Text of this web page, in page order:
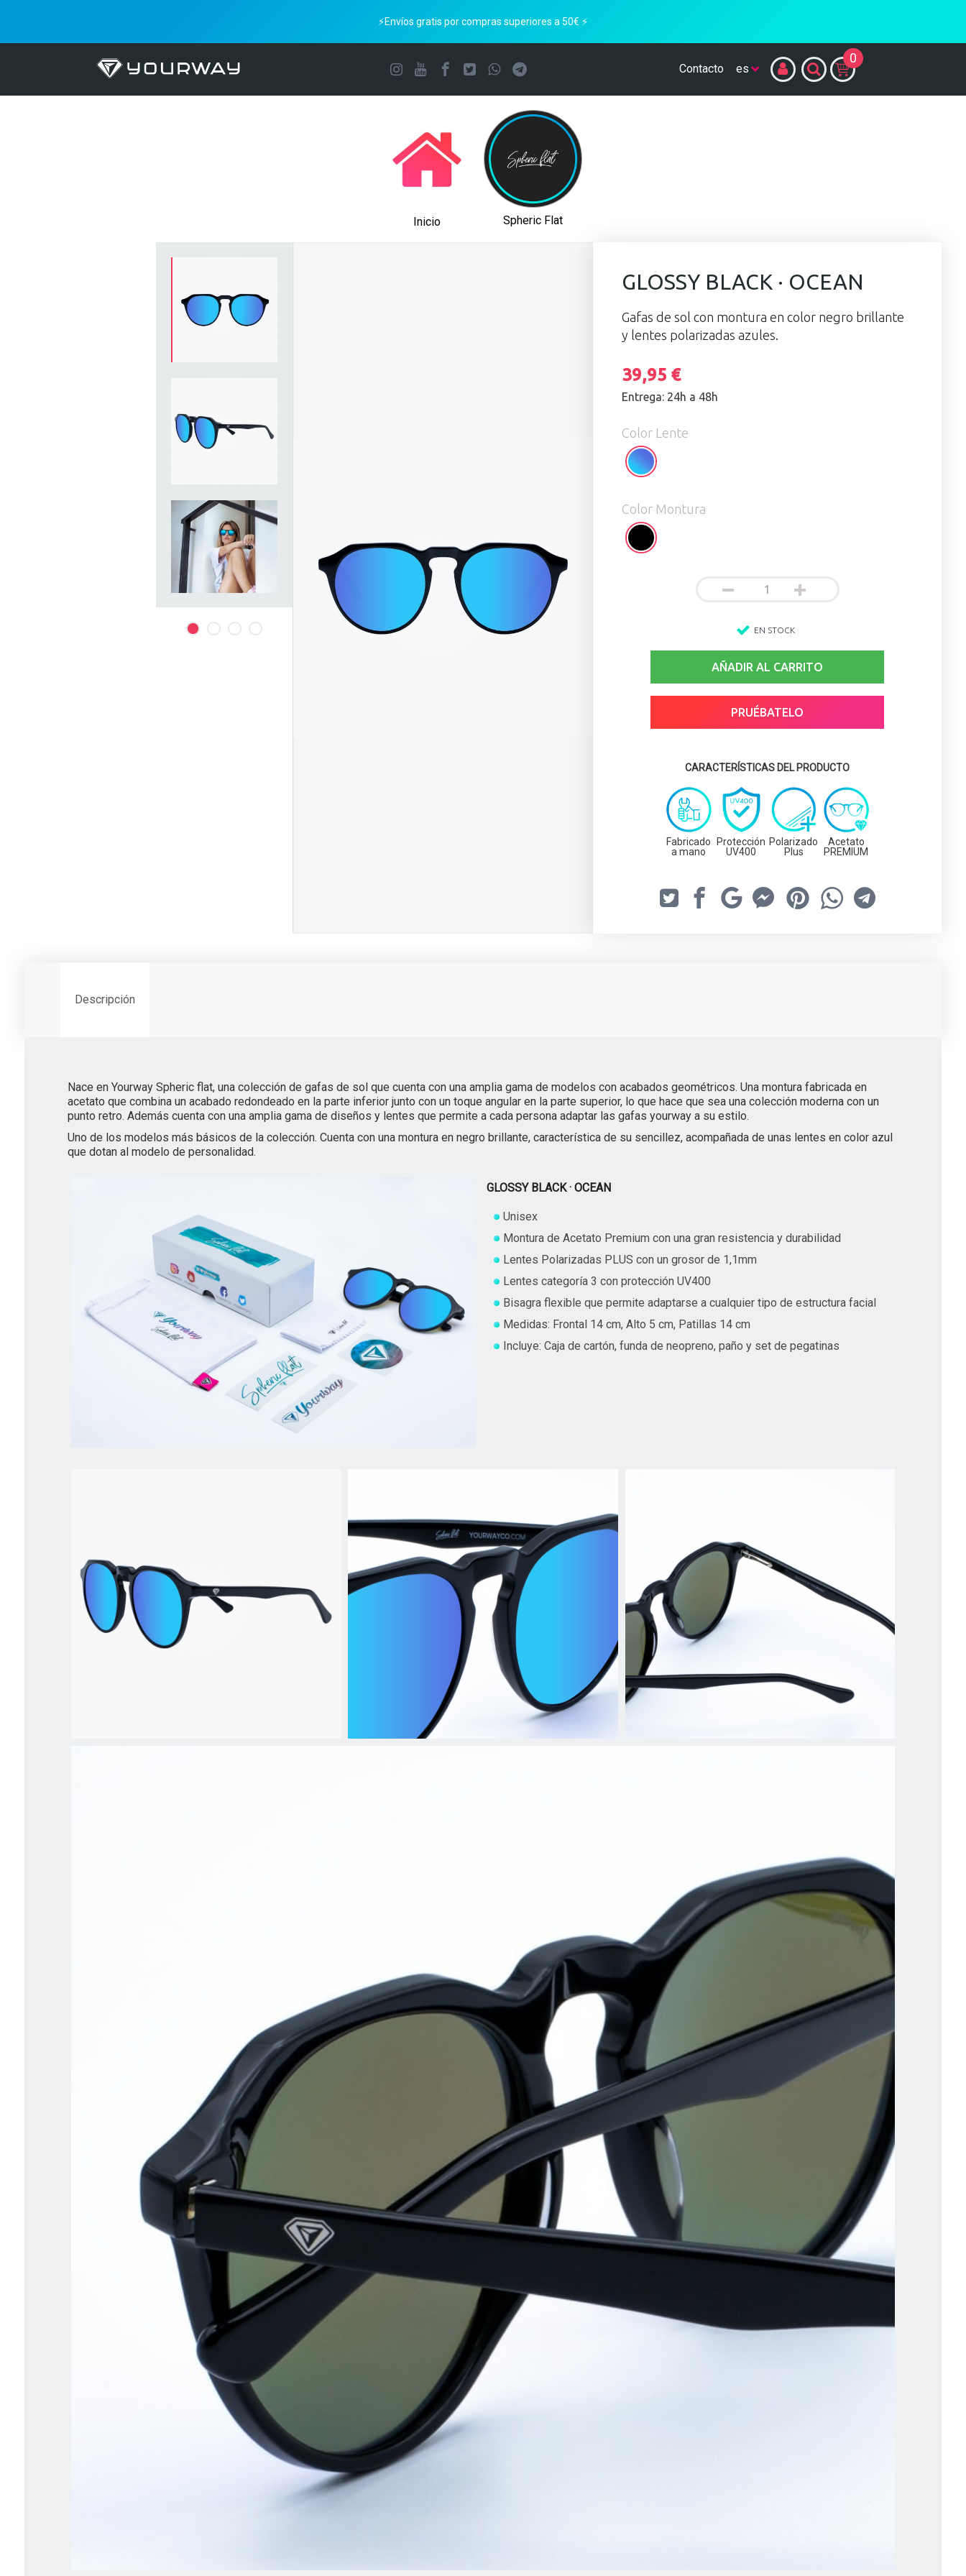
⚡Envíos gratis por compras superiores a 50€ ⚡
Contacto
0
Inicio Spheric Flat
GLOSSY BLACK · OCEAN
Gafas de sol con montura en color negro brillante
y lentes polarizadas azules.
39,95 €
Entrega: 24h a 48h
Color Lente
Ocean
Color Montura
Glossy
Black
EN STOCK
AÑADIR AL CARRITO
PRUÉBATELO
CARACTERÍSTICAS DEL PRODUCTO
Fabricado
a mano
Protección
UV400
Polarizado
Plus
Acetato
PREMIUM
Descripción
Nace en Yourway Spheric flat, una colección de gafas de sol que cuenta con una amplia gama de modelos con acabados geométricos. Una montura fabricada en
acetato que combina un acabado redondeado en la parte inferior junto con un toque angular en la parte superior, lo que hace que sea una colección moderna con un
punto retro. Además cuenta con una amplia gama de diseños y lentes que permite a cada persona adaptar las gafas yourway a su estilo.
Uno de los modelos más básicos de la colección. Cuenta con una montura en negro brillante, característica de su sencillez, acompañada de unas lentes en color azul
que dotan al modelo de personalidad.
GLOSSY BLACK · OCEAN
Unisex
Montura de Acetato Premium con una gran resistencia y durabilidad
Lentes Polarizadas PLUS con un grosor de 1,1mm
Lentes categoría 3 con protección UV400
Bisagra flexible que permite adaptarse a cualquier tipo de estructura facial
Medidas: Frontal 14 cm, Alto 5 cm, Patillas 14 cm
Incluye: Caja de cartón, funda de neopreno, paño y set de pegatinas